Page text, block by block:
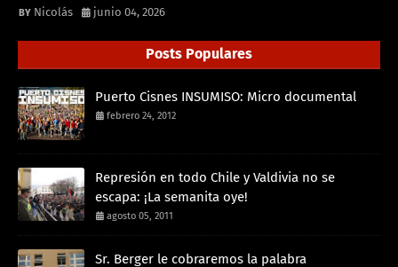
Nicolás junio 04, 2026
Posts Populares
Puerto Cisnes INSUMISO: Micro documental
febrero 24, 2012
Represión en todo Chile y Valdivia no se
escapa: ¡La semanita oye!
agosto 05, 2011
Sr. Berger le cobraremos la palabra